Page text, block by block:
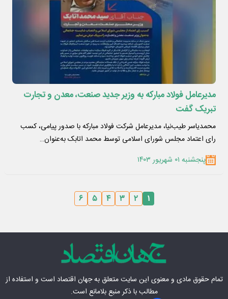
مدیرعامل فولاد مبارکه به وزیر جدید صنعت، معدن و تجارت
تبریک گفت
محمدیاسر طیب‌نیا، مدیرعامل شرکت فولاد مبارکه با صدور پیامی، کسب
رای اعتماد مجلس شورای اسلامی توسط محمد اتابک به‌عنوان…
پنجشنبه ۰۱ شهریور ۱۴۰۳
۱ ۲ ۳ ۴ ۵ ۶
تمام حقوق مادی‌ و معنوی این سایت متعلق بهجهان اقتصاد است و استفاده از
مطالب با ذکر منبع بلامانع است.